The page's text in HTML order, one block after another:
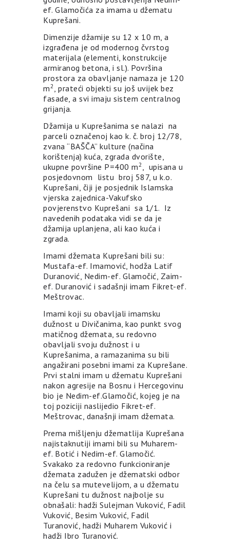
ef. Glamočića za imama u džematu
Kuprešani.
Dimenzije džamije su 12 x 10 m, a
izgrađena je od modernog čvrstog
materijala (elementi, konstrukcije
armiranog betona, i sl.). Površina
prostora za obavljanje namaza je 120
m2
, prateći objekti su još uvijek bez
fasade, a svi imaju sistem centralnog
grijanja.
Džamija u Kuprešanima se nalazi na
parceli označenoj kao k. č. broj 12/78,
zvana “BAŠČA” kulture (načina
korištenja) kuća, zgrada dvorište,
ukupne površine P=400 m2
, upisana u
posjedovnom listu broj 587, u k.o.
Kuprešani, čiji je posjednik Islamska
vjerska zajednica-Vakufsko
povjerenstvo Kuprešani sa 1/1. Iz
navedenih podataka vidi se da je
džamija uplanjena, ali kao kuća i
zgrada.
Imami džemata Kuprešani bili su:
Mustafa-ef. Imamović, hodža Latif
Duranović, Nedim-ef. Glamočić, Zaim-
ef. Duranović i sadašnji imam Fikret-ef.
Meštrovac.
Imami koji su obavljali imamsku
dužnost u Divičanima, kao punkt svog
matičnog džemata, su redovno
obavljali svoju dužnost i u
Kuprešanima, a ramazanima su bili
angažirani posebni imami za Kuprešane.
Prvi stalni imam u džematu Kuprešani
nakon agresije na Bosnu i Hercegovinu
bio je Nedim-ef.Glamočić, kojeg je na
toj poziciji naslijedio Fikret-ef.
Meštrovac, današnji imam džemata.
Prema mišljenju džematlija Kuprešana
najistaknutiji imami bili su Muharem-
ef. Botić i Nedim-ef. Glamočić.
Svakako za redovno funkcioniranje
džemata zadužen je džematski odbor
na čelu sa mutevelijom, a u džematu
Kuprešani tu dužnost najbolje su
obnašali: hadži Sulejman Vuković, Fadil
Vuković, Besim Vuković, Fadil
Turanović, hadži Muharem Vuković i
hadži Ibro Turanović.